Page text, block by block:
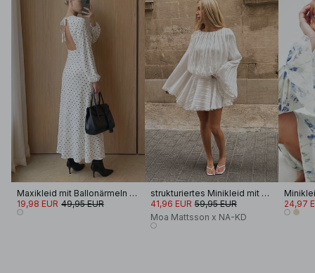
Maxikleid mit Ballonärmeln und offenem Rücken
19,98 EUR 49,95 EUR
strukturiertes Minikleid mit weiten Ärmeln
41,96 EUR 59,95 EUR
Moa Mattsson x NA-KD
24,97